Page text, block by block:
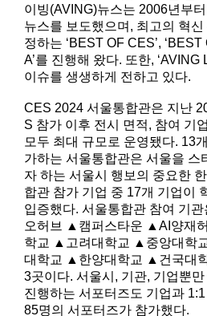
이빙(AVING)뉴스는 2006년부
뉴스를 보도했으며, 최고의 혁
정하는 ‘BEST OF CES’,
A’를 진행해 왔다. 또한,
이슈를 생생하게 전하고 있다.
CES 2024 서울통합관은 지난
S 참가 이후 전시 면적, 참여 기
모두 최대 규모로 운영됐다. 13
가하는 서울통합관은 서울을 스
자 하는 서울시 행보의 중요한
합관 참가 기업 중 17개 기업이
입증했다. 서울통합관 참여 기
오허브 ▲캠퍼스타운 ▲AI양재
학교 ▲고려대학교 ▲중앙대학
대학교 ▲한양대학교 ▲건국대
3곳이다. 서울시, 기관, 기업뿐
진행하는 서포터즈도 기업과
85명의 서포터즈가 참가했다.